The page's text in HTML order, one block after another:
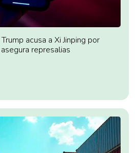
acusa a Xi Jinping por
represalias